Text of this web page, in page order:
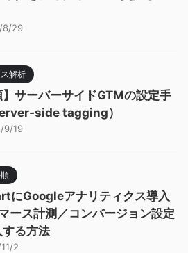
8/29
解析
】サーバーサイドGTMの設定手
side tagging）
9/19
にGoogleアナリティクス導入
ース計測／コンバージョン設定
する方法
2